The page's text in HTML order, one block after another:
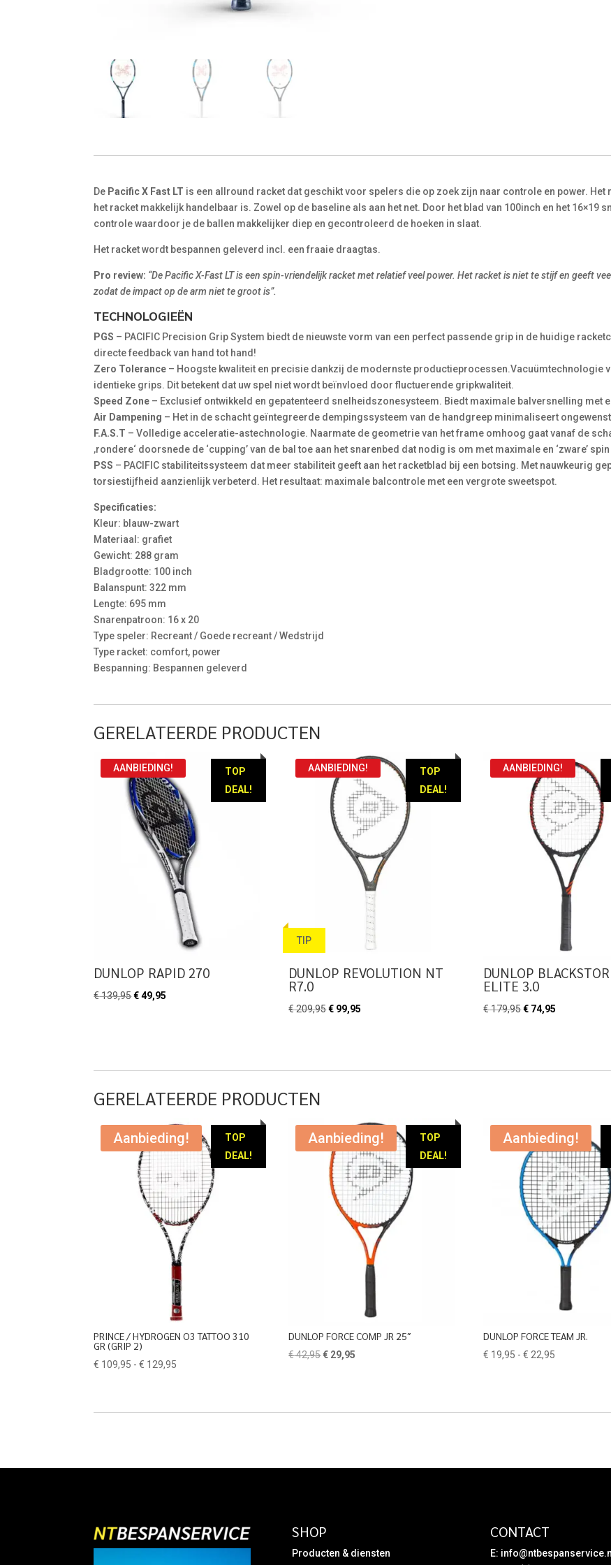
De Pacific X Fast LT is een allround racket dat geschikt voor spelers die op zoek zijn naar controle en power.
het racket makkelijk handelbaar is. Zowel op de baseline als aan het net. Door het blad van 100inch en het 16×19
controle waardoor je de ballen makkelijker diep en gecontroleerd de hoeken in slaat.
Het racket wordt bespannen geleverd incl. een fraaie draagtas.
Pro review: “De Pacific X-Fast LT is een spin-vriendelijk racket met relatief veel power. Het racket is niet te stijf en geeft
zodat de impact op de arm niet te groot is”.
TECHNOLOGIEËN
PGS – PACIFIC Precision Grip System biedt de nieuwste vorm van een perfect passende grip in de huidige
directe feedback van hand tot hand!
Zero Tolerance – Hoogste kwaliteit en precisie dankzij de modernste productieprocessen.Vacuümtechnologie
identieke grips. Dit betekent dat uw spel niet wordt beïnvloed door fluctuerende gripkwaliteit.
Speed Zone – Exclusief ontwikkeld en gepatenteerd snelheidszonesysteem. Biedt maximale balversnelling met
Air Dampening – Het in de schacht geïntegreerde dempingssysteem van de handgreep minimaliseert
F.A.S.T – Volledige acceleratie-astechnologie. Naarmate de geometrie van het frame omhoog gaat vanaf de
‚rondere‘ doorsnede de ‘cupping’ van de bal toe aan het snarenbed dat nodig is om met maximale en ‘zware’
PSS – PACIFIC stabiliteitssysteem dat meer stabiliteit geeft aan het racketblad bij een botsing. Met nauwkeurig
torsiestijfheid aanzienlijk verbeterd. Het resultaat: maximale balcontrole met een vergrote sweetspot.
Specificaties:
Kleur: blauw-zwart
Materiaal: grafiet
Gewicht: 288 gram
Bladgrootte: 100 inch
Balanspunt: 322 mm
Lengte: 695 mm
Snarenpatroon: 16 x 20
Type speler: Recreant / Goede recreant / Wedstrijd
Type racket: comfort, power
Bespanning: Bespannen geleverd
GERELATEERDE PRODUCTEN
TOP
DEAL!
AANBIEDING!
DUNLOP RAPID 270
€139,95Oorspronkelijke
€49,95
TOP
DEAL!
TIP
AANBIEDING!
DUNLOP REVOLUTION NT
R7.0
€209,95Oorspronkelijke
€ 99,95
AANBIEDING!
DUNLOP
ELITE 3.0
€179,95Oorspronkelijke
€ 74,95
GERELATEERDE PRODUCTEN
TOP
DEAL!
Aanbieding!
PRINCE / HYDROGEN O3 TATTOO 310
GR (GRIP 2)
€ 109,95 - € 129,95
TOP
DEAL!
Aanbieding!
DUNLOP FORCE COMP JR 25″
€42,95Oorspronkelijke
€ 29,95
Aanbieding!
DUNLOP FORCE TEAM JR.
€ 19,95 - € 22,95
SHOP
Producten & diensten
CONTACT
E: info@ntbespanservice.nl